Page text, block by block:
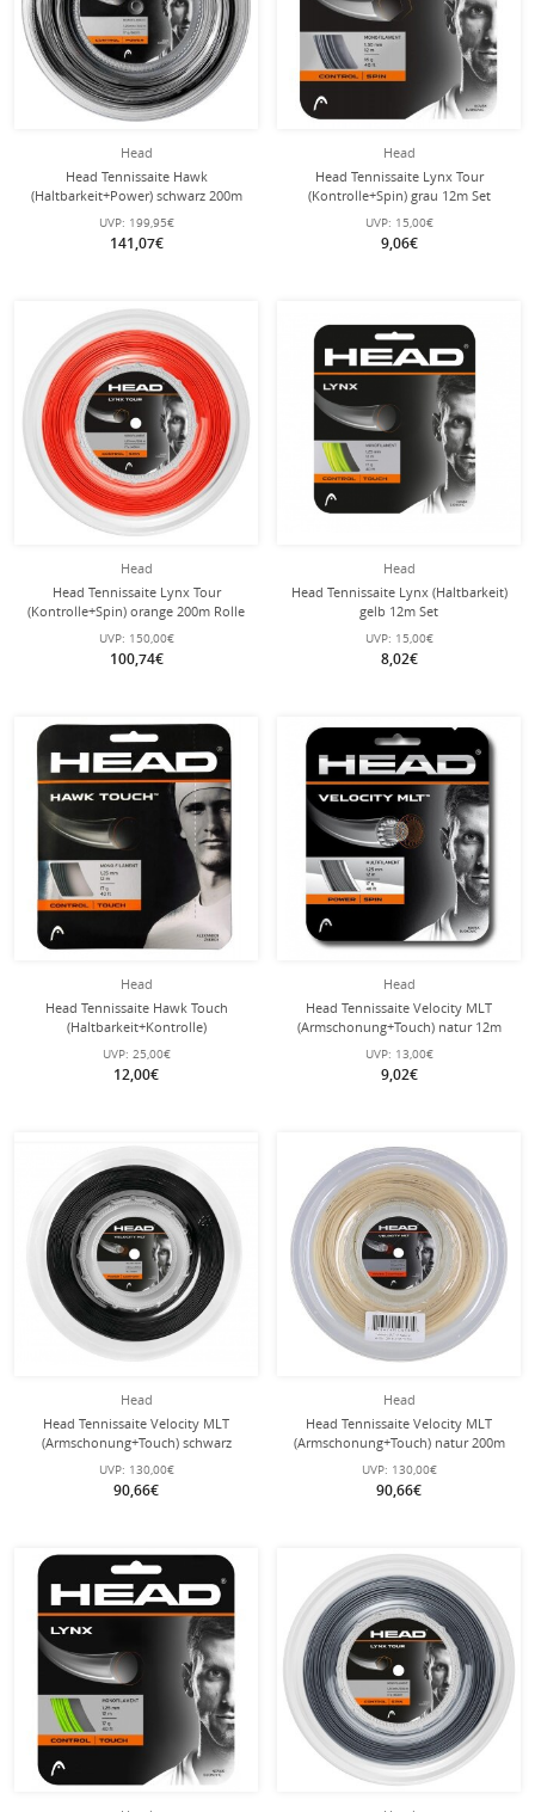
Head
Head Tennissaite Hawk
(Haltbarkeit+Power) schwarz 200m
Rolle
UVP: 199,95€
141,07€
Head
Head Tennissaite Lynx Tour
(Kontrolle+Spin) grau 12m Set
UVP: 15,00€
9,06€
Head
Head Tennissaite Lynx Tour
(Kontrolle+Spin) orange 200m Rolle
UVP: 150,00€
100,74€
Head
Head Tennissaite Lynx (Haltbarkeit)
gelb 12m Set
UVP: 15,00€
8,02€
Head
Head Tennissaite Hawk Touch
(Haltbarkeit+Kontrolle)
anthrazitgrau 12m Set
UVP: 25,00€
12,00€
Head
Head Tennissaite Velocity MLT
(Armschonung+Touch) natur 12m
Set
UVP: 13,00€
9,02€
Head
Head Tennissaite Velocity MLT
(Armschonung+Touch) schwarz
200m Rolle
UVP: 130,00€
90,66€
Head
Head Tennissaite Velocity MLT
(Armschonung+Touch) natur 200m
Rolle
UVP: 130,00€
90,66€